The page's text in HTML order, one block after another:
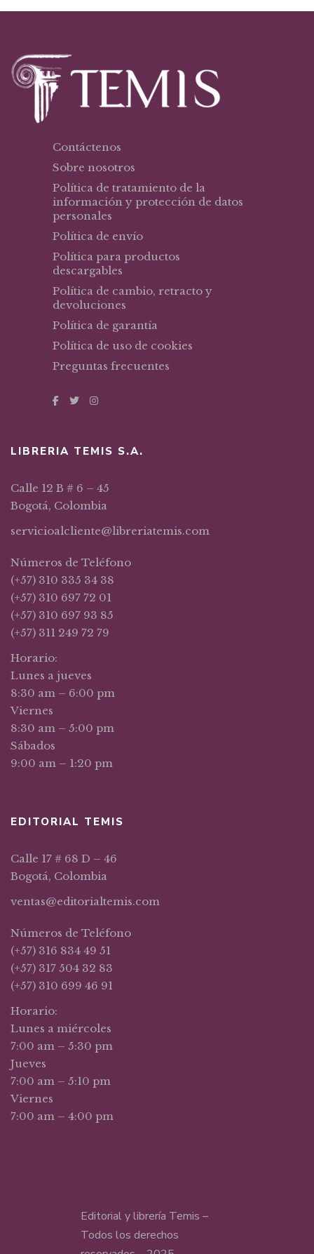
Contáctenos
Sobre nosotros
Política de tratamiento de la
información y protección de datos
personales
Política de envío
Política para productos
descargables
Política de cambio, retracto y
devoluciones
Política de garantía
Política de uso de cookies
Preguntas frecuentes
LIBRERIA TEMIS S.A.
Calle 12 B # 6 – 45
Bogotá, Colombia
servicioalcliente@libreriatemis.com
Números de Teléfono
(+57) 310 335 34 38
(+57) 310 697 72 01
(+57) 310 697 93 85
(+57) 311 249 72 79
Horario:
Lunes a jueves
8:30 am – 6:00 pm
Viernes
8:30 am – 5:00 pm
Sábados
9:00 am – 1:20 pm
EDITORIAL TEMIS
Calle 17 # 68 D – 46
Bogotá, Colombia
ventas@editorialtemis.com
Números de Teléfono
(+57) 316 834 49 51
(+57) 317 504 32 83
(+57) 310 699 46 91
Horario:
Lunes a miércoles
7:00 am – 5:30 pm
Jueves
7:00 am – 5:10 pm
Viernes
7:00 am – 4:00 pm
Editorial y librería Temis –
Todos los derechos